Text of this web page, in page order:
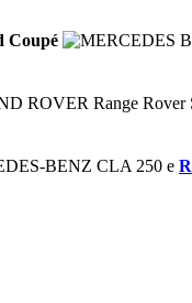
Coupé